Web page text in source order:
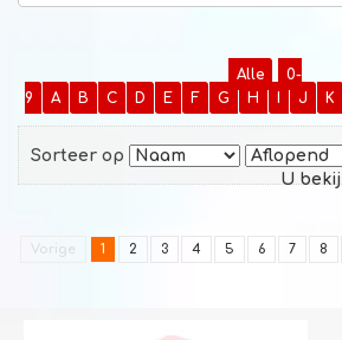
Alle
0-
9
A B C D E F G H I J K
Sorteer op
U
Vorige 1 2 3 4 5 6 7 8